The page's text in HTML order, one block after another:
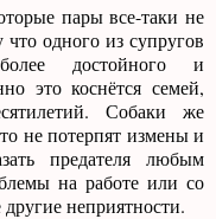
пары все-таки не
одного из супругов
достойного и
это коснётся семей,
Собаки же
не потерпят измены и
предателя любым
на работе или со
неприятности.